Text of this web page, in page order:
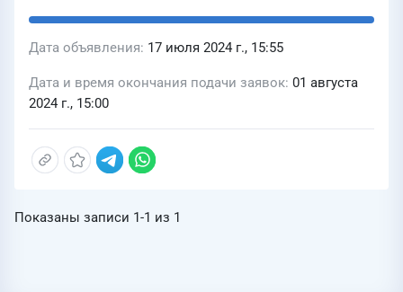
Дата объявления 17 июля 2024 г., 15:55
Дата и время окончания подачи заявок 01 августа
2024 г., 15:00
Показаны записи 1-1 из 1